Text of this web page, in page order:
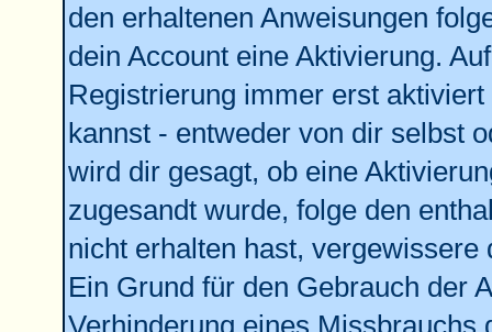
den erhaltenen Anweisungen
dein Account eine Aktivierung.
Registrierung immer erst
kannst - entweder von dir selbst
wird dir gesagt, ob eine
zugesandt wurde, folge den
nicht erhalten hast,
Ein Grund für den Gebrauch der
Verhinderung eines